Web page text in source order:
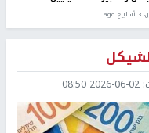
2026-06-02 08:50